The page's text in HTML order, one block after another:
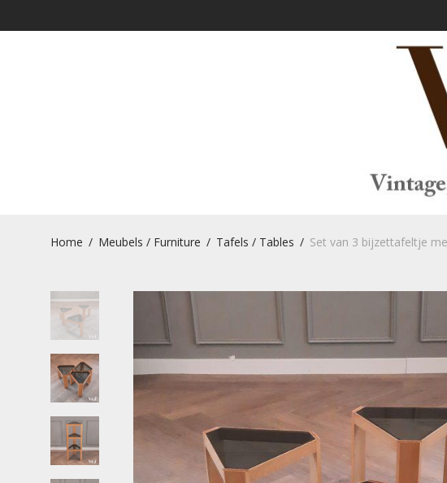
Home / Meubels / Furniture / Tafels / Tables / Set van 3 bijzettafeltje